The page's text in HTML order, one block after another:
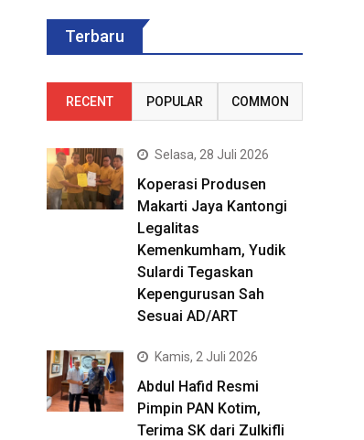
Terbaru
RECENT POPULAR COMMON
Selasa, 28 Juli 2026
Koperasi Produsen
Makarti Jaya Kantongi
Legalitas
Kemenkumham, Yudik
Sulardi Tegaskan
Kepengurusan Sah
Sesuai AD/ART
Kamis, 2 Juli 2026
Abdul Hafid Resmi
Pimpin PAN Kotim,
Terima SK dari Zulkifli